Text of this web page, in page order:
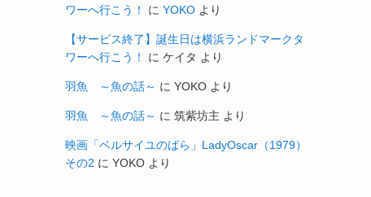
ワーへ行こう！
に YOKO より
【サービス終了】誕生日は横浜ランドマークタ
ワーへ行こう！
に ケイタ より
羽魚 ～魚の話～ に YOKO より
羽魚 ～魚の話～ に 筑紫坊主 より
映画「ベルサイユのばら」LadyOscar（1979）
その2 に YOKO より